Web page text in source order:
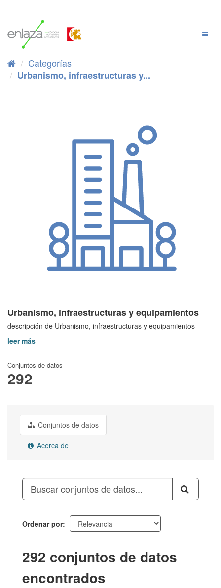
Categorías
Urbanismo, infraestructuras y...
Urbanismo, infraestructuras y equipamientos
descripción de Urbanismo, infraestructuras y equipamientos
leer más
Conjuntos de datos
292
Conjuntos de datos
Acerca de
Ordenar por
292 conjuntos de datos
encontrados